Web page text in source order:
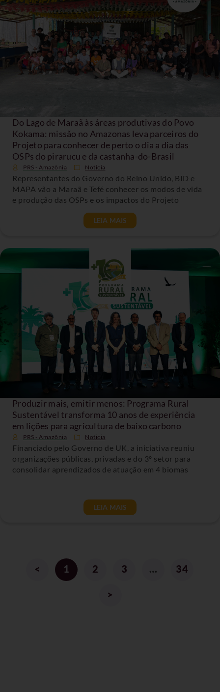
Do Lago de Maraã às áreas produtivas do Povo
Kokama: missão no Amazonas leva parceiros do
Projeto para conhecer de perto o dia a dia das
OSPs do pirarucu e da castanha-do-Brasil
PRS - Amazônia Noticia
Representantes do Governo do Reino Unido, BID e
MAPA vão a Maraã e Tefé conhecer os modos de vida
e produção das OSPs e os impactos do Projeto
LEIA MAIS
Produzir mais, emitir menos: Programa Rural
Sustentável transforma 10 anos de experiência
em lições para agricultura de baixo carbono
PRS - Amazônia Noticia
Financiado pelo Governo de UK, a iniciativa reuniu
organizações públicas, privadas e do 3º setor para
consolidar aprendizados de atuação em 4 biomas
LEIA MAIS
< 1 2 3 … 34
>